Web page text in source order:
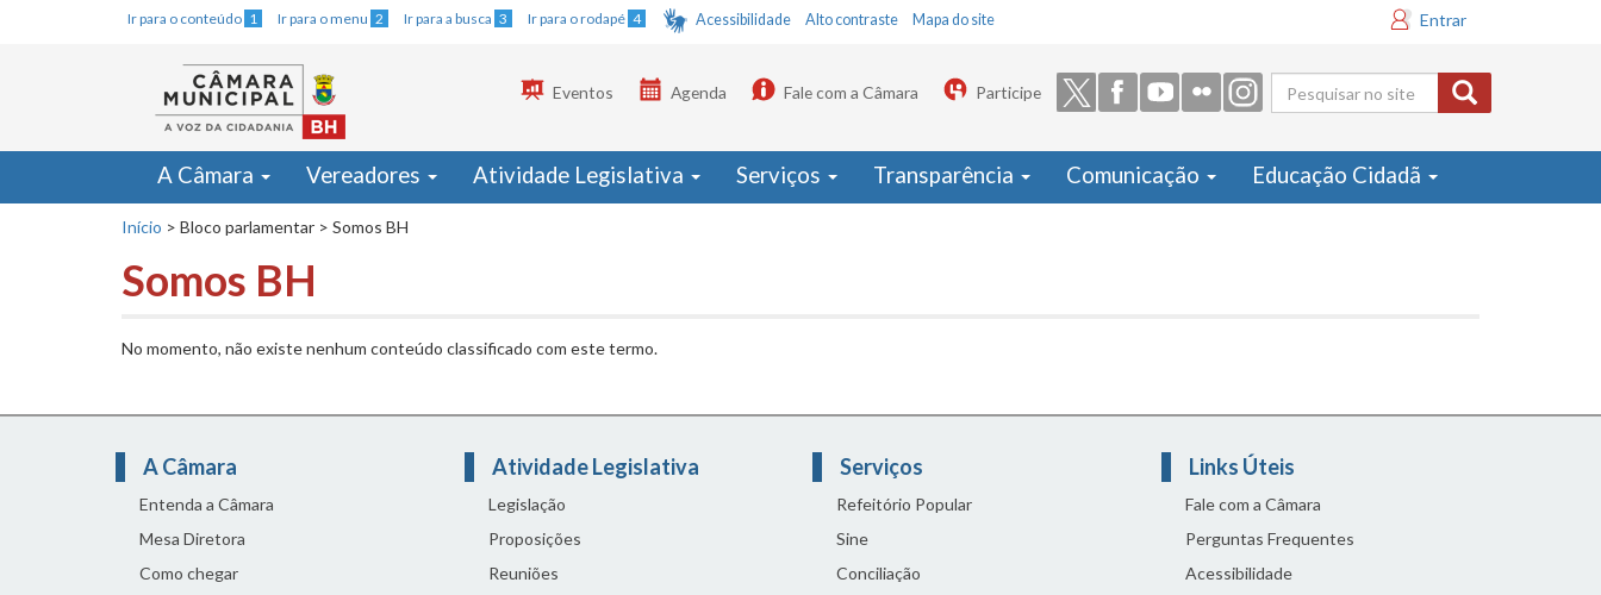
Ir para o conteúdo 1 Ir para o menu 2 Ir para a busca 3 Ir para o rodapé 4 Acessibilidade Alto contraste Mapa do site Entrar
Formulário
de busca
Eventos Agenda Fale com a Câmara Participe
A Câmara Vereadores Atividade Legislativa Serviços Transparência Comunicação Educação Cidadã
Início > Bloco parlamentar > Somos BH
Somos BH
No momento, não existe nenhum conteúdo classificado com este termo.
A Câmara
Entenda a Câmara
Mesa Diretora
Como chegar
Atividade Legislativa
Legislação
Proposições
Reuniões
Serviços
Refeitório Popular
Sine
Conciliação
Links Úteis
Fale com a Câmara
Perguntas Frequentes
Acessibilidade